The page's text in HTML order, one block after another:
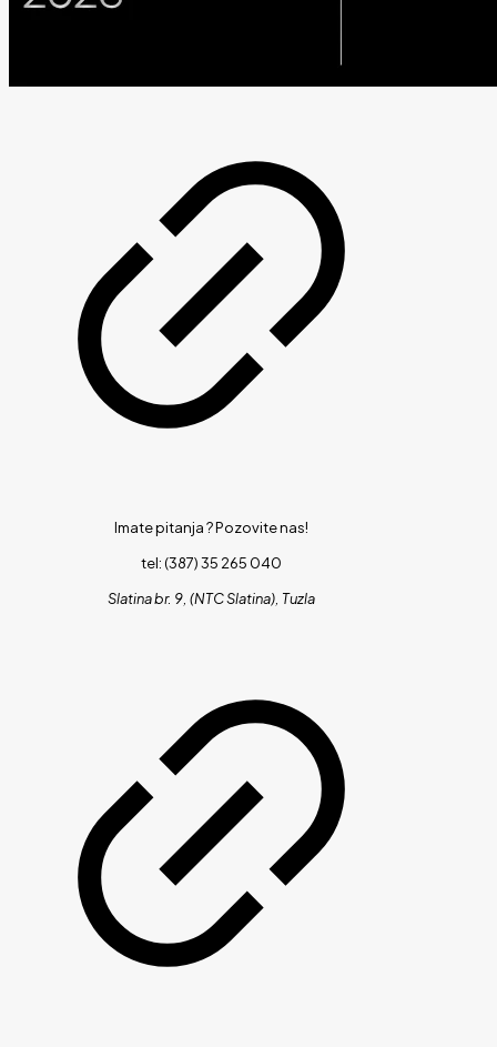
Imate pitanja ?Pozovite nas!
tel: (387) 35 265 040
Slatina br. 9, (NTC Slatina), Tuzla